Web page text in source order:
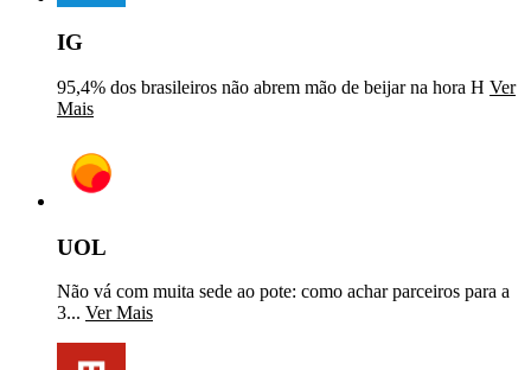
IG
95,4% dos brasileiros não abrem mão de beijar na hora H Ver
Mais
UOL
Não vá com muita sede ao pote: como achar parceiros para a
3... Ver Mais